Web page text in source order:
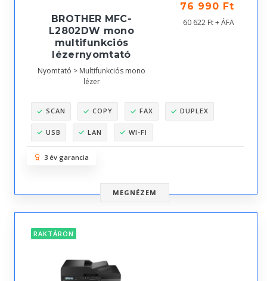
BROTHER MFC-
L2802DW mono
multifunkciós
lézernyomtató
Nyomtató > Multifunkciós mono
lézer
76 990 Ft
60 622 Ft + ÁFA
SCAN COPY FAX DUPLEX
USB LAN WI-FI
3 év garancia
MEGNÉZEM
RAKTÁRON